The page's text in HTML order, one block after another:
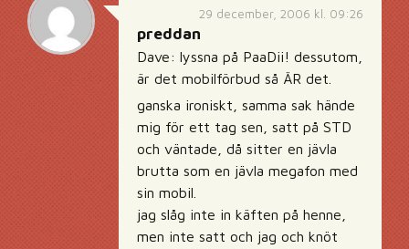
29 december, 2006 kl. 09:26
preddan
Dave: lyssna på PaaDii! dessutom,
är det mobilförbud så ÄR det.
ganska ironiskt, samma sak hände
mig för ett tag sen, satt på STD
och väntade, då sitter en jävla
brutta som en jävla megafon med
sin mobil.
jag slåg inte in käften på henne,
men inte satt och jag och knöt